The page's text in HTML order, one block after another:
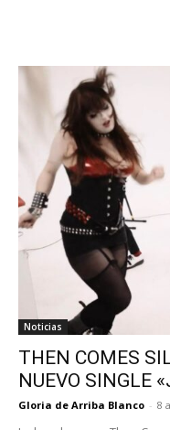
Noticias
THEN COMES
NUEVO SINGLE
Gloria de Arriba Blanco - 8